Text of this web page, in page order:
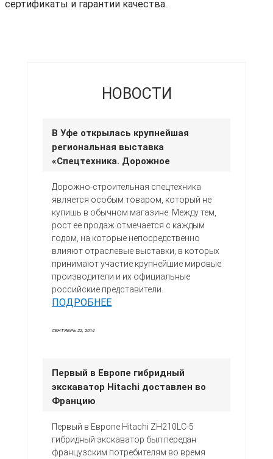
сертификаты и гарантии качества.
НОВОСТИ
В Уфе открылась крупнейшая
региональная выставка
«Спецтехника. Дорожное
Дорожно-строительная спецтехника
является особым товаром, который не
купишь в обычном магазине. Между тем,
рост ее продаж отмечается с каждым
годом, на которые непосредственно
влияют отраслевые выставки, в которых
принимают участие крупнейшие мировые
производители и их официальные
российские представители.
ПОДРОБНЕЕ
СЕНТЯБРЬ 22, 2014
Первый в Европе гибридный
экскаватор Hitachi доставлен во
Францию
Первый в Европе Hitachi ZH210LC-5
гибридный экскаватор был передан
французским потребителям во время